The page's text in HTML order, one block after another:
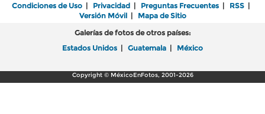
Condiciones de Uso | Privacidad | Preguntas Frecuentes | RSS |
Versión Móvil| Mapa de Sitio
Galerías de fotos de otros países:
Estados Unidos | Guatemala | México
Copyright © MéxicoEnFotos, 2001-2026